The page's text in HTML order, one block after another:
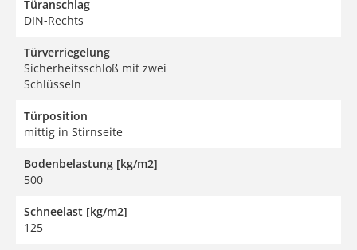
Türanschlag
DIN-Rechts
Türverriegelung
Sicherheitsschloß mit zwei
Schlüsseln
Türposition
mittig in Stirnseite
Bodenbelastung [kg/m2]
500
Schneelast [kg/m2]
125